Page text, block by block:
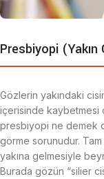
Presbiyopi
Gözlerin yakındaki
içerisinde kaybetmesi
presbiyopi ne demek
görme sorunudur. Tam
yakına gelmesiyle
Burada gözün “silier